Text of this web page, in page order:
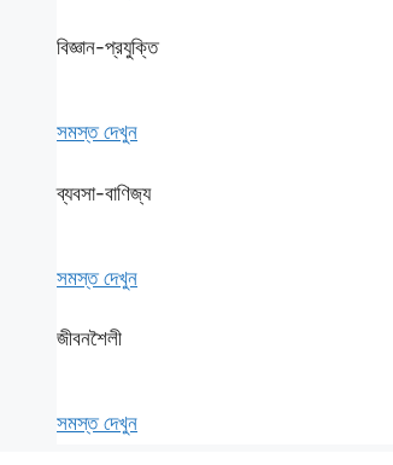
বিজ্ঞান-প্রযুক্তি
সমস্ত দেখুন
ব্যবসা-বাণিজ্য
সমস্ত দেখুন
জীবনশৈলী
সমস্ত দেখুন